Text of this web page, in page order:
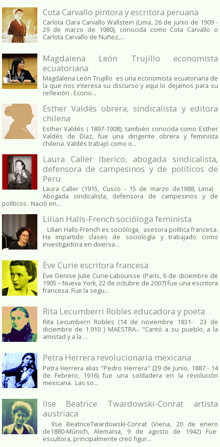
Cota Carvallo pintora y escritora peruana
Carlota Clara Carvallo Wallstein (Lima, 26 de junio de 1909 -
29 de marzo de 1980), conocida como Cota Carvallo o
Carlota Carvallo de Nuñez,...
Magdalena León Trujillo economista
ecuatoriana
Magdalena León Trujillo es una economista ecuatoriana de
la que nos interesa su discurso y aqui lo dejamos para su
reflexión . Econo...
Esther Valdés obrera, sindicalista y editora
chilena
Esther Valdés ( 1897-1908), también conocida como Esther
Valdés de Díaz, fue una dirigente obrera y feminista
chilena. Valdés trabajó como o...
Laura Caller Iberico, abogada sindicalista,
defensora de campesinos y de políticos de
Peru
Laura Caller (1915, Cusco - 15 de marzo de1988, Lima)
Abogada sindicalista, defensora de campesinos y de
políticos. Nació en...
Lilian Halls-French socióloga feminista
Lilian Halls-French es socióloga, asesora política francesa.
Ha impartido clases de sociología y trabajado como
investigadora en diversa...
Ève Curie escritora francesa
Ève Denise Julie Curie-Labouisse (París, 6 de diciembre de
1905 – Nueva York, 22 de octubre de 2007) fue una escritora
francesa. Fue la segu...
Rita Lecumberri Robles educadora y poeta
Rita Lecumberri Robles (14 de noviembre 1831- 23 de
diciembre de 1.910 ) MAESTRA.- "Cantó a su pueblo, a la
amistad y a la ...
Petra Herrera revolucionaria mexicana
Petra Herrera alias "Pedro Herrera" (29 de Junio, 1887 - 14
de Febrero, 1916) fue una soldadera en la revolución
mexicana. Las so...
Ilse Beatrice Twardowski-Conrat artista
austriaca
Ilse BeatriceTwardowski-Conrat (Viena, 20 de enero
de1880-Múnich, Alemania, 9 de agosto de 1942) Fue
escultora, principalmente creó figur...